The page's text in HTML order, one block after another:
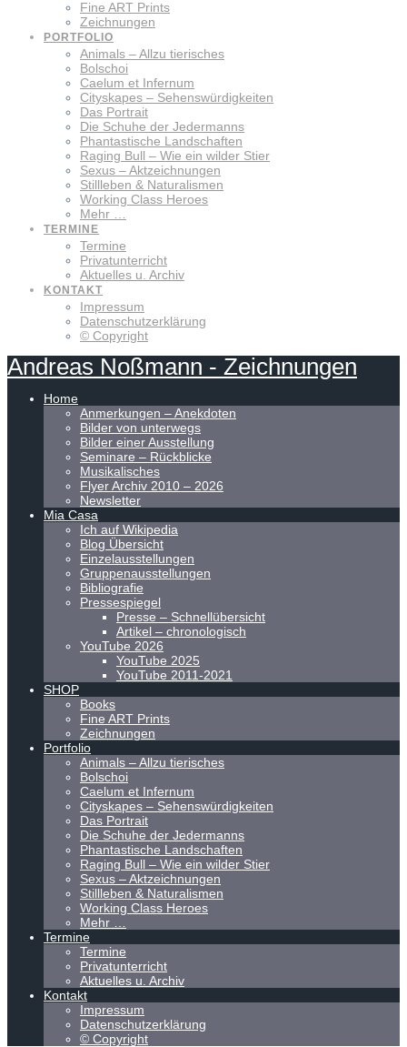
Fine ART Prints
Zeichnungen
PORTFOLIO
Animals – Allzu tierisches
Bolschoi
Caelum et Infernum
Cityskapes – Sehenswürdigkeiten
Das Portrait
Die Schuhe der Jedermanns
Phantastische Landschaften
Raging Bull – Wie ein wilder Stier
Sexus – Aktzeichnungen
Stillleben & Naturalismen
Working Class Heroes
Mehr …
TERMINE
Termine
Privatunterricht
Aktuelles u. Archiv
KONTAKT
Impressum
Datenschutzerklärung
© Copyright
Andreas Noßmann - Zeichnungen
Home
Anmerkungen – Anekdoten
Bilder von unterwegs
Bilder einer Ausstellung
Seminare – Rückblicke
Musikalisches
Flyer Archiv 2010 – 2026
Newsletter
Mia Casa
Ich auf Wikipedia
Blog Übersicht
Einzelausstellungen
Gruppenausstellungen
Bibliografie
Pressespiegel
Presse – Schnellübersicht
Artikel – chronologisch
YouTube 2026
YouTube 2025
YouTube 2011-2021
SHOP
Books
Fine ART Prints
Zeichnungen
Portfolio
Animals – Allzu tierisches
Bolschoi
Caelum et Infernum
Cityskapes – Sehenswürdigkeiten
Das Portrait
Die Schuhe der Jedermanns
Phantastische Landschaften
Raging Bull – Wie ein wilder Stier
Sexus – Aktzeichnungen
Stillleben & Naturalismen
Working Class Heroes
Mehr …
Termine
Termine
Privatunterricht
Aktuelles u. Archiv
Kontakt
Impressum
Datenschutzerklärung
© Copyright